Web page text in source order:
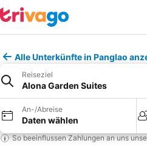
Alle Unterkünfte in Panglao
Reiseziel
Alona Garden Suites
An-/Abreise
Daten wählen
So beeinflussen Zahlungen an uns